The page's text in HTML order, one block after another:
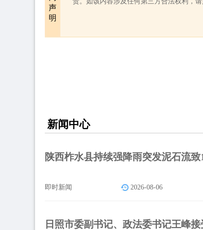
声
明
新闻中心
陕西柞水县持续强降雨突发泥石流
即时新闻 2026-08-06
日照市委副书记、政法委书记王峰